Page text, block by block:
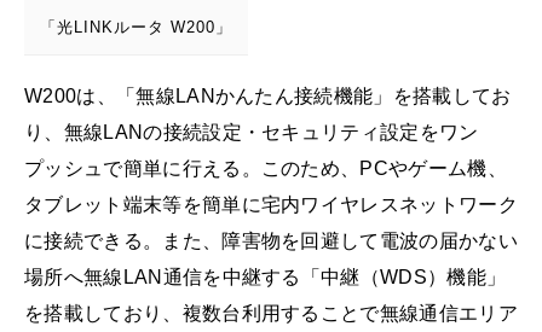
「光LINKルータ W200」
W200は、「無線LANかんたん接続機能」を搭載してお
り、無線LANの接続設定・セキュリティ設定をワン
プッシュで簡単に行える。このため、PCやゲーム機、
タブレット端末等を簡単に宅内ワイヤレスネットワーク
に接続できる。また、障害物を回避して電波の届かない
場所へ無線LAN通信を中継する「中継（WDS）機能」
を搭載しており、複数台利用することで無線通信エリア